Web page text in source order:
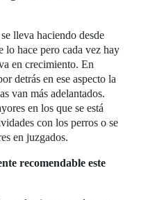
lleva haciendo desde
lo hace pero cada vez hay
en crecimiento. En
detrás en ese aspecto la
van más adelantados.
en los que se está
con los perros o se
en juzgados.
recomendable este